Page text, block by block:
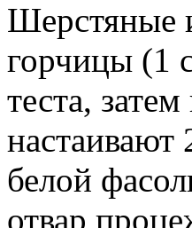
Шерстяные
горчицы (1
теста,
настаивают
белой
отвар